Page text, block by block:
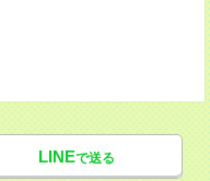
LINEで送る